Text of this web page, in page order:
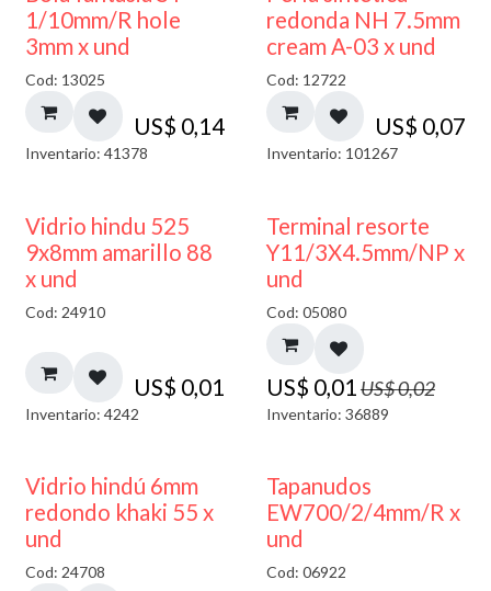
1/10mm/R hole
3mm x und
Cod: 13025
US$ 0,14
Inventario: 41378
redonda NH 7.5mm
cream A-03 x und
Cod: 12722
US$ 0,07
Inventario: 101267
40% DESCUENTO
Vidrio hindu 525
9x8mm amarillo 88
x und
Cod: 24910
US$ 0,01
Inventario: 4242
50% DESCUENTO
Terminal resorte
Y11/3X4.5mm/NP x
und
Cod: 05080
US$ 0,01US$0,02
Inventario: 36889
40% DESCUENTO
Vidrio hindú 6mm
redondo khaki 55 x
und
Cod: 24708
Tapanudos
EW700/2/4mm/R x
und
Cod: 06922